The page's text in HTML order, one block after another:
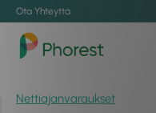
Ota Yhteyttä
Nettiajanvaraukset